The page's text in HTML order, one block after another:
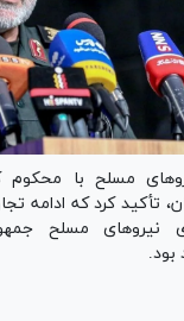
مسلح با محکوم
تأکید کرد که ادامه
نیرو‌های مسلح
بود.